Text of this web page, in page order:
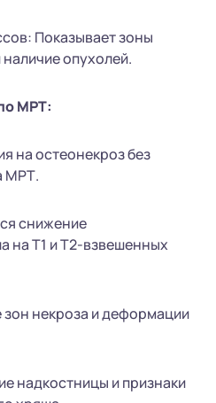
Показывает зоны
опухолей.
МРТ:
на остеонекроз без
МРТ.
снижение
на Т1 и Т2-взвешенных
некроза и деформации
надкостницы и признаки